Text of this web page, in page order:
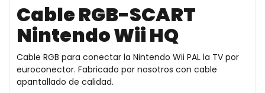
Cable RGB-SCART
Nintendo Wii HQ
Cable RGB para conectar la Nintendo Wii PAL la TV por
euroconector. Fabricado por nosotros con cable
apantallado de calidad.